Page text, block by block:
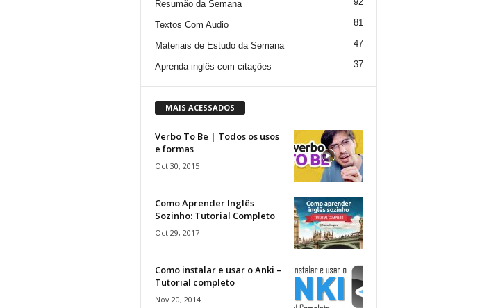
Resumão da Semana
Textos Com Audio 81
Materiais de Estudo da Semana 47
Aprenda inglês com citações 37
MAIS ACESSADOS
Verbo To Be | Todos os usos
e formas
Oct 30, 2015
Como Aprender Inglês
Sozinho: Tutorial Completo
Oct 29, 2017
Como instalar e usar o Anki –
Tutorial completo
Nov 20, 2014